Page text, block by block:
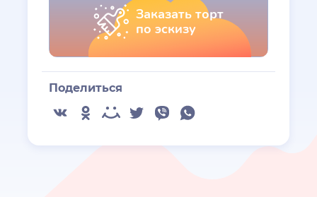
Заказать торт
по эскизу
Поделиться